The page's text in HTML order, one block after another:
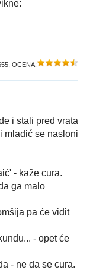
, OCENA:
i stali pred vrata
mladić se nasloni
- kaže cura.
ga malo
pa će vidit
- opet će
- ne da se cura.